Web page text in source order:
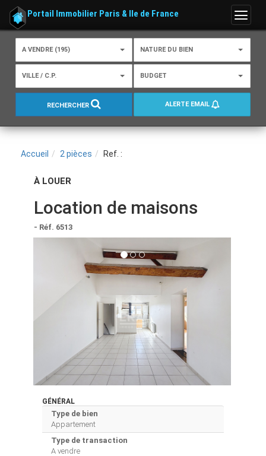
Menu
Portail Immobilier Paris & Ile de France
A VENDRE (195) NATURE DU BIEN
VILLE / C.P. BUDGET
RECHERCHER ALERTE EMAIL
Accueil 2 pièces Ref. :
À LOUER
Location de maisons
- Réf. 6513
GÉNÉRAL
Type de bien
Appartement
Type de transaction
A vendre